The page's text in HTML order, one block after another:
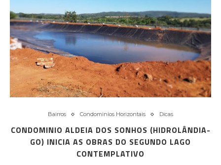
Bairros Condominios Horizontais Dicas
CONDOMINIO ALDEIA DOS SONHOS (HIDROLÂNDIA-
GO) INICIA AS OBRAS DO SEGUNDO LAGO
CONTEMPLATIVO